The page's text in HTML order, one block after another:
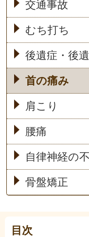
交通事故
むち打ち
後遺症・後
首の痛み
肩こり
腰痛
自律神経の
骨盤矯正
目次